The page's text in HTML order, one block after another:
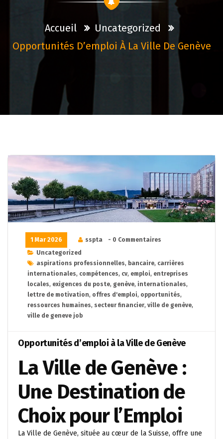
Accueil
Uncategorized
Opportunités D’emploi À La Ville De Genève
1 Mar 2026 sspta
- 0 Commentaires
Uncategorized
aspirations professionnelles, bancaire, carrières
internationales, compétences, cv, emploi, entreprises
locales, exigences du poste, genève, internationales,
lettre de motivation, offres d'emploi, opportunités,
ressources humaines, secteur financier, ville de genève,
ville de geneve job
Opportunités d’emploi à la Ville de Genève
La Ville de Genève :
Une Destination de
Choix pour l’Emploi
La Ville de Genève, située au cœur de la Suisse, offre une